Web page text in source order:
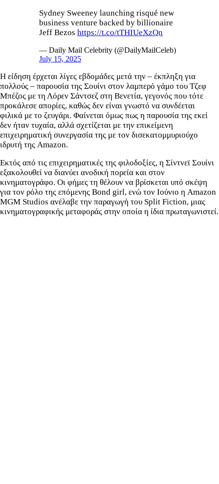
Sydney Sweeney launching risqué new
business venture backed by billionaire
Jeff Bezos https://t.co/tTHIUeXzQn
— Daily Mail Celebrity (@DailyMailCeleb)
July 15, 2025
Η είδηση έρχεται λίγες εβδομάδες μετά την – έκπληξη για
πολλούς – παρουσία της Σουίνι στον λαμπερό γάμο του Τζεφ
Μπέζος με τη Λόρεν Σάντσεζ στη Βενετία, γεγονός που τότε
προκάλεσε απορίες, καθώς δεν είναι γνωστό να συνδέεται
φιλικά με το ζευγάρι. Φαίνεται όμως πως η παρουσία της εκεί
δεν ήταν τυχαία, αλλά σχετίζεται με την επικείμενη
επιχειρηματική συνεργασία της με τον δισεκατομμυριούχο
ιδρυτή της Amazon.
Εκτός από τις επιχειρηματικές της φιλοδοξίες, η Σίντνεϊ Σουίνι
εξακολουθεί να διανύει ανοδική πορεία και στον
κινηματογράφο. Οι φήμες τη θέλουν να βρίσκεται υπό σκέψη
για τον ρόλο της επόμενης Bond girl, ενώ τον Ιούνιο η Amazon
MGM Studios ανέλαβε την παραγωγή του Split Fiction, μιας
κινηματογραφικής μεταφοράς στην οποία η ίδια πρωταγωνιστεί.